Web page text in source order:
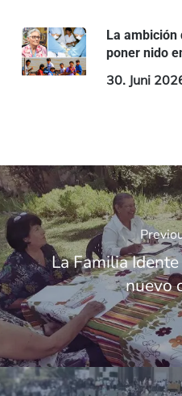
La ambición
poner nido
30. Juni
La Familia
nuevo